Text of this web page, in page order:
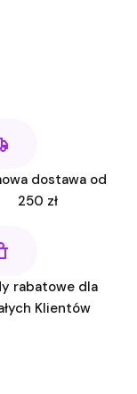
dostawa od
250 zł
rabatowe dla
Klientów